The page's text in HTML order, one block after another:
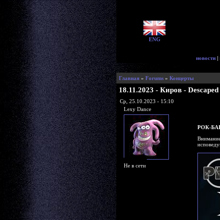
ENG
новости |
Главная » Forums » Концерты
18.11.2023 - Киров -
Ср, 25.10.2023 - 15:10
Lexy Dance
Не в сети
РОК-